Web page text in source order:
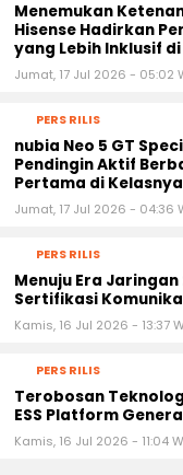
Menemukan
Hisense Hadirkan
yang Lebih Inklusif
Jumat, 17 Jul 2026 - 05:02
PERS RILIS
nubia Neo 5 GT
Pendingin Aktif
Pertama di Kelasnya
Jumat, 17 Jul 2026 - 04:36
PERS RILIS
Menuju Era Jaringan
Sertifikasi
Kamis, 16 Jul 2026 - 13:37
PERS RILIS
Terobosan
ESS Platform
Kamis, 16 Jul 2026 - 11:04